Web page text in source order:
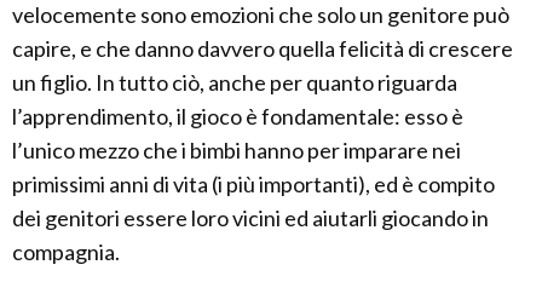
velocemente sono emozioni che solo un genitore può
capire, e che danno davvero quella felicità di crescere
un figlio. In tutto ciò, anche per quanto riguarda
l’apprendimento, il gioco è fondamentale: esso è
l’unico mezzo che i bimbi hanno per imparare nei
primissimi anni di vita (i più importanti), ed è compito
dei genitori essere loro vicini ed aiutarli giocando in
compagnia.